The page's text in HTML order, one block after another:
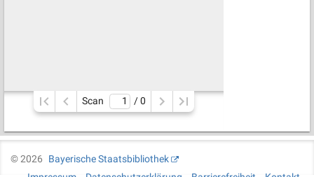
Scan / 0
©2026
Bayerische Staatsbibliothek